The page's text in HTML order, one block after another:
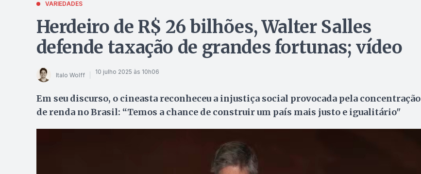
VARIEDADES
Herdeiro de R$ 26 bilhões, Walter Salles
defende taxação de grandes fortunas; vídeo
Italo Wolff 10 julho 2025 às 10h06
Em seu discurso, o cineasta reconheceu a injustiça social provocada pela concentração
de renda no Brasil: “Temos a chance de construir um país mais justo e igualitário"